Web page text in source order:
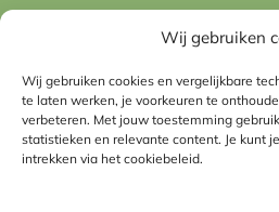
Wij gebruiken
Wij gebruiken cookies en vergelijkbare
te laten werken, je voorkeuren te
verbeteren. Met jouw toestemming
statistieken en relevante content. Je kunt
intrekken via het cookiebeleid.
Veilig betalen via de